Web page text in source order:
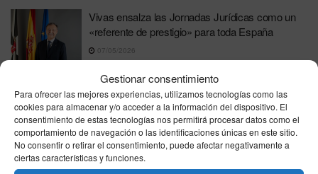
Gestionar consentimiento
Para ofrecer las mejores experiencias, utilizamos tecnologías como las
cookies para almacenar y/o acceder a la información del dispositivo. El
consentimiento de estas tecnologías nos permitirá procesar datos como el
comportamiento de navegación o las identificaciones únicas en este sitio.
No consentir o retirar el consentimiento, puede afectar negativamente a
ciertas características y funciones.
Vivas ensalza las Jornadas Jurídicas como un
«referente de prestigio» para toda España
07/05/2026
Contacta Publicidad Aviso Legal
Política de privacidad
Política de cookies